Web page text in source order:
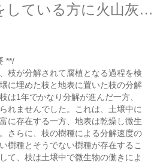
火山関連の仕事をしている方に火山灰のことを聞いてみた
**/
枝が分解されて腐植となる過程を検
に埋めた枝と地表に置いた枝の分解
は1年でかなり分解が進んだ一方、
れませんでした。これは、土壌中に
に存在する一方、地表は乾燥し微生
さらに、枝の樹種による分解速度の
樹種とそうでない樹種が存在するこ
て、枝は土壌中で微生物の働きによ